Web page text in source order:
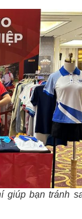
giúp bạn tránh